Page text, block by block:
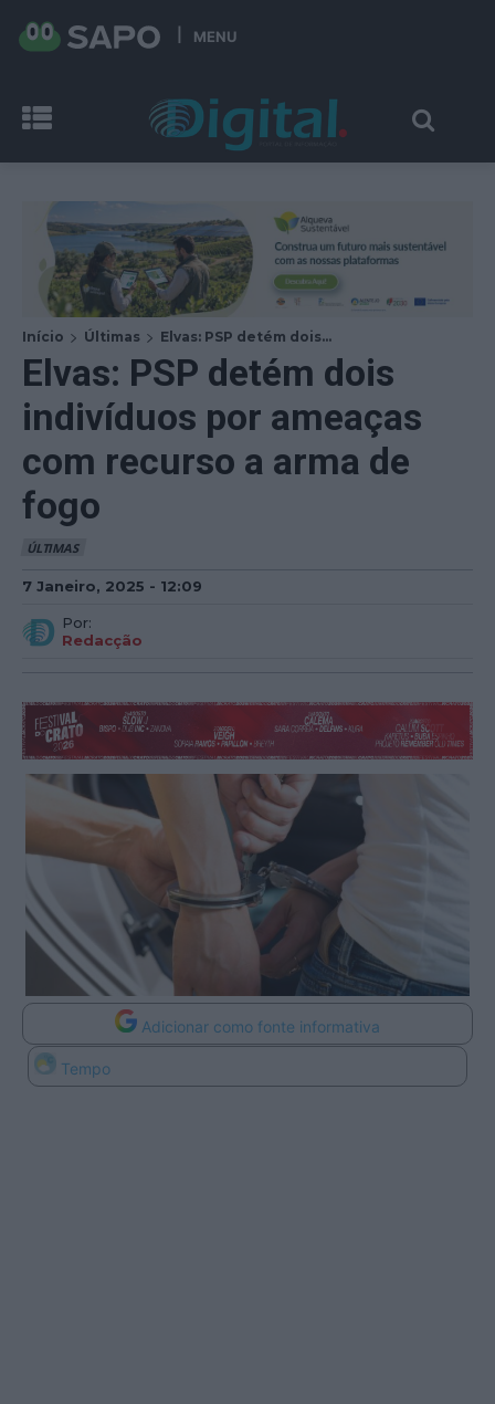
MENU
Início Últimas Elvas: PSP detém dois...
Elvas: PSP detém dois
indivíduos por ameaças
com recurso a arma de
fogo
ÚLTIMAS
7 Janeiro, 2025 - 12:09
Por:
Redacção
Adicionar como fonte informativa
Tempo